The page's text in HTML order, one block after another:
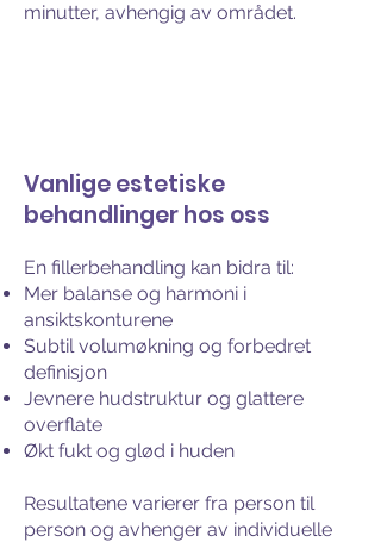
minutter, avhengig av området.
Vanlige estetiske
behandlinger hos oss
En fillerbehandling kan bidra til:
Mer balanse og harmoni i
ansiktskonturene
Subtil volumøkning og forbedret
definisjon
Jevnere hudstruktur og glattere
overflate
Økt fukt og glød i huden
Resultatene varierer fra person til
person og avhenger av individuelle